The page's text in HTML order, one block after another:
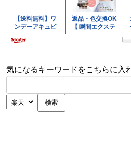
気になるキーワードをこちらに入